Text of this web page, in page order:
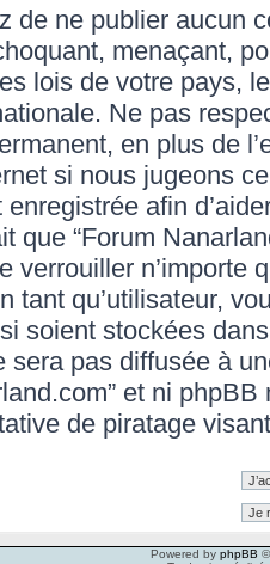
de ne publier aucun
menaçant,
lois de votre pays,
Ne pas
en plus de
si nous jugeons
afin
que “Forum
verrouiller n’importe
tant qu’utilisateur,
soient stockées
sera pas diffusée à
et ni
de piratage
Powered by phpBB